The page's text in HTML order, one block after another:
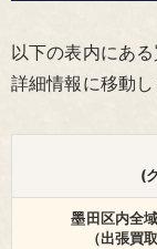
以下の表内にあ
詳細情報に移動し
(
墨田区内全
（出張買取